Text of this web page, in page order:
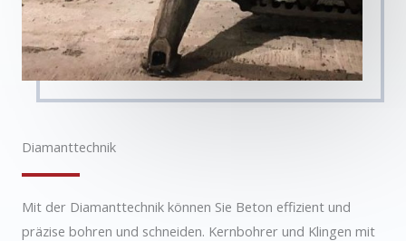
Diamanttechnik
Mit der Diamanttechnik können Sie Beton effizient und
präzise bohren und schneiden. Kernbohrer und Klingen mit